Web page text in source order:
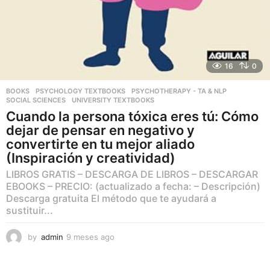
16 0
BOOKS ,PSYCHOLOGY TEXTBOOKS ,PSYCHOTHERAPY - TA & NLP
SOCIAL SCIENCES
,UNIVERSITY TEXTBOOKS
Cuando la persona tóxica eres tú: Cómo
dejar de pensar en negativo y
convertirte en tu mejor aliado
(Inspiración y creatividad)
LIBROS GRATIS – DESCARGA DE LIBROS – DESCARGAR
EBOOKS – PRECIO: (actualizado a fecha: – Descripción)
Descarga gratuita El método que te ayudará a
sustituir...
by admin 9 meses ago